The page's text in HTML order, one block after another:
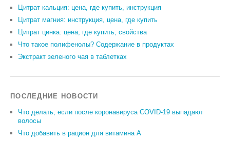
Цитрат кальция: цена, где купить, инструкция
Цитрат магния: инструкция, цена, где купить
Цитрат цинка: цена, где купить, свойства
Что такое полифенолы? Содержание в продуктах
Экстракт зеленого чая в таблетках
ПОСЛЕДНИЕ НОВОСТИ
Что делать, если после коронавируса COVID-19 выпадают
волосы
Что добавить в рацион для витамина А